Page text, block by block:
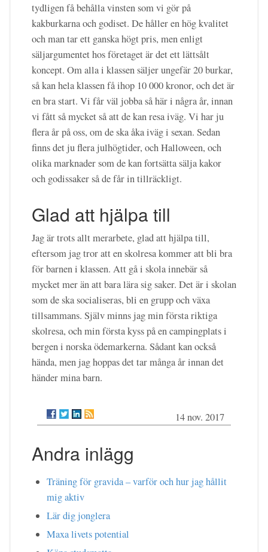
tydligen få behålla vinsten som vi gör på
kakburkarna och godiset. De håller en hög kvalitet
och man tar ett ganska högt pris, men enligt
säljargumentet hos företaget är det ett lättsålt
koncept. Om alla i klassen säljer ungefär 20 burkar,
så kan hela klassen få ihop 10 000 kronor, och det är
en bra start. Vi får väl jobba så här i några år, innan
vi fått så mycket så att de kan resa iväg. Vi har ju
flera år på oss, om de ska åka iväg i sexan. Sedan
finns det ju flera julhögtider, och Halloween, och
olika marknader som de kan fortsätta sälja kakor
och godissaker så de får in tillräckligt.
Glad att hjälpa till
Jag är trots allt merarbete, glad att hjälpa till,
eftersom jag tror att en skolresa kommer att bli bra
för barnen i klassen. Att gå i skola innebär så
mycket mer än att bara lära sig saker. Det är i skolan
som de ska socialiseras, bli en grupp och växa
tillsammans. Själv minns jag min första riktiga
skolresa, och min första kyss på en campingplats i
bergen i norska ödemarkerna. Sådant kan också
hända, men jag hoppas det tar många år innan det
händer mina barn.
14 nov. 2017
Andra inlägg
Träning för gravida – varför och hur jag hållit
mig aktiv
Lär dig jonglera
Maxa livets potential